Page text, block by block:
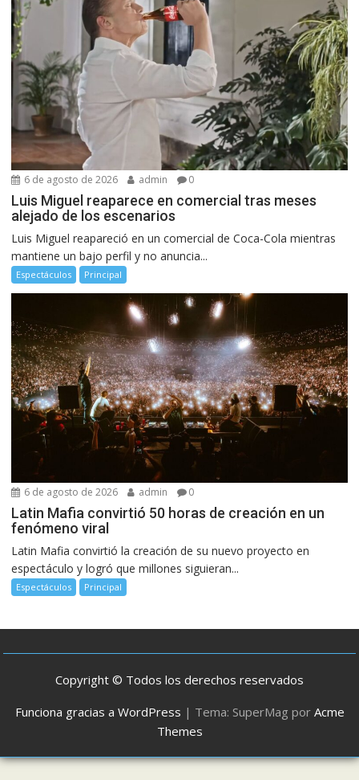
6 de agosto de 2026 admin 0
Luis Miguel reaparece en comercial tras meses
alejado de los escenarios
Luis Miguel reapareció en un comercial de Coca-Cola mientras
mantiene un bajo perfil y no anuncia...
Espectáculos Principal
6 de agosto de 2026 admin 0
Latin Mafia convirtió 50 horas de creación en un
fenómeno viral
Latin Mafia convirtió la creación de su nuevo proyecto en
espectáculo y logró que millones siguieran...
Espectáculos Principal
Copyright © Todos los derechos reservados
Funciona gracias a WordPress | Tema: SuperMag por Acme
Themes